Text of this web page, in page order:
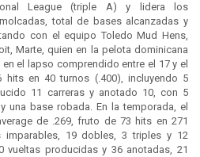
League (triple A) y lidera los
total de bases alcanzadas y
con el equipo Toledo Mud Hens,
Marte, quien en la pelota dominicana
el lapso comprendido entre el 17 y el
en 40 turnos (.400), incluyendo 5
11 carreras y anotado 10, con 5
una base robada. En la temporada, el
de .269, fruto de 73 hits en 271
imparables, 19 dobles, 3 triples y 12
vueltas producidas y 36 anotadas, 21